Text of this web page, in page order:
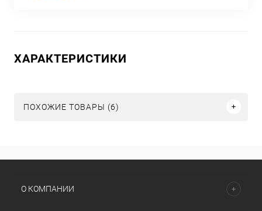
ХАРАКТЕРИСТИКИ
ПОХОЖИЕ ТОВАРЫ (6)
О КОМПАНИИ